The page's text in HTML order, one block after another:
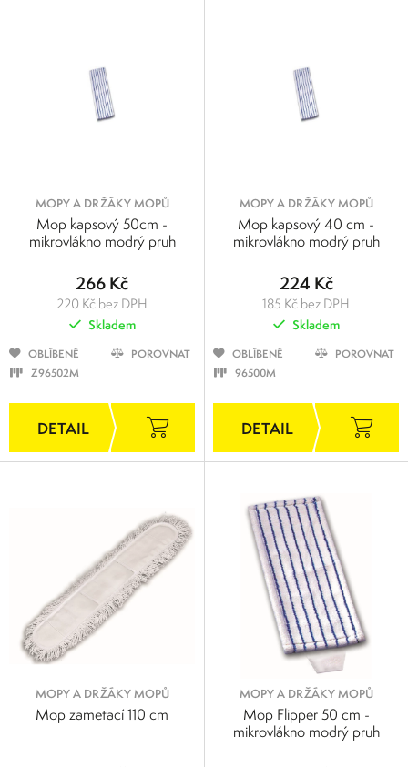
MOPY A DRŽÁKY MOPŮ
Mop kapsový 50cm -
mikrovlákno modrý pruh
266 Kč
220 Kč bez DPH
Skladem
OBLÍBENÉ
POROVNAT
Z96502M
MOPY A DRŽÁKY MOPŮ
Mop kapsový 40 cm -
mikrovlákno modrý pruh
224 Kč
185 Kč bez DPH
Skladem
OBLÍBENÉ
POROVNAT
96500M
MOPY A DRŽÁKY MOPŮ
Mop zametací 110 cm
MOPY A DRŽÁKY MOPŮ
Mop Flipper 50 cm -
mikrovlákno modrý pruh